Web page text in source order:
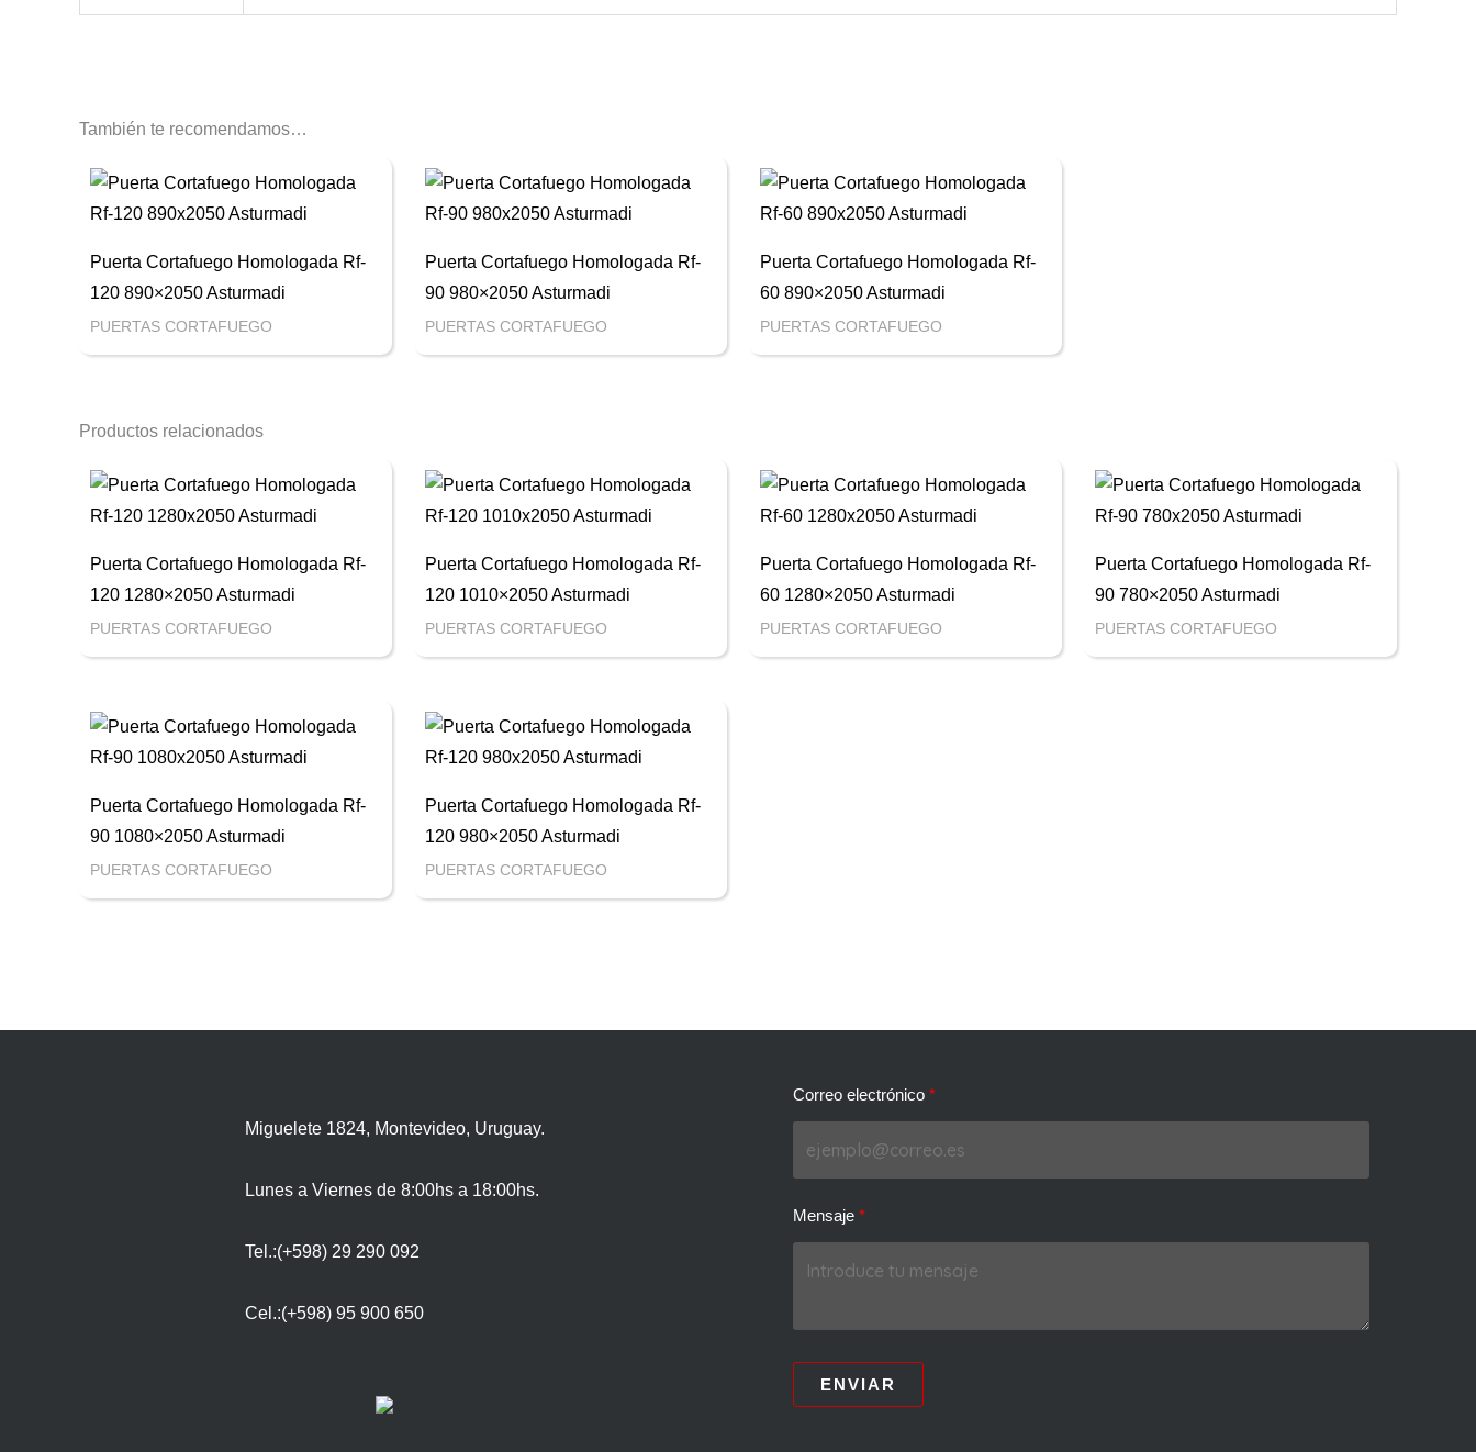
También te recomendamos…
Puerta Cortafuego Homologada Rf-
120 890×2050 Asturmadi
PUERTAS CORTAFUEGO
Puerta Cortafuego Homologada Rf-
90 980×2050 Asturmadi
PUERTAS CORTAFUEGO
Puerta Cortafuego Homologada Rf-
60 890×2050 Asturmadi
PUERTAS CORTAFUEGO
Productos relacionados
Puerta Cortafuego Homologada Rf-
120 1280×2050 Asturmadi
PUERTAS CORTAFUEGO
Puerta Cortafuego Homologada Rf-
120 1010×2050 Asturmadi
PUERTAS CORTAFUEGO
Puerta Cortafuego Homologada Rf-
60 1280×2050 Asturmadi
PUERTAS CORTAFUEGO
Puerta Cortafuego Homologada Rf-
90 780×2050 Asturmadi
PUERTAS CORTAFUEGO
Puerta Cortafuego Homologada Rf-
90 1080×2050 Asturmadi
PUERTAS CORTAFUEGO
Puerta Cortafuego Homologada Rf-
120 980×2050 Asturmadi
PUERTAS CORTAFUEGO
Miguelete 1824, Montevideo, Uruguay.
Lunes a Viernes de 8:00hs a 18:00hs.
Tel.:(+598) 29 290 092
Cel.:(+598) 95 900 650
Correo electrónico
Mensaje
ENVIAR